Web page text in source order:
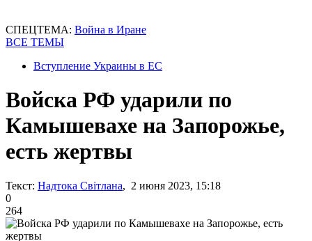
СПЕЦТЕМА: Война в Иране
ВСЕ ТЕМЫ
Вступление Украины в ЕС
Войска РФ ударили по
Камышевахе на Запорожье,
есть жертвы
Текст: Надтока Світлана, 2 июня 2023, 15:18
0
264